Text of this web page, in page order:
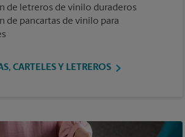
de letreros de vinilo duraderos
de pancartas de vinilo para
CARTELES Y LETREROS